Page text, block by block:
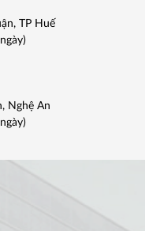
TP Huế
Nghệ An